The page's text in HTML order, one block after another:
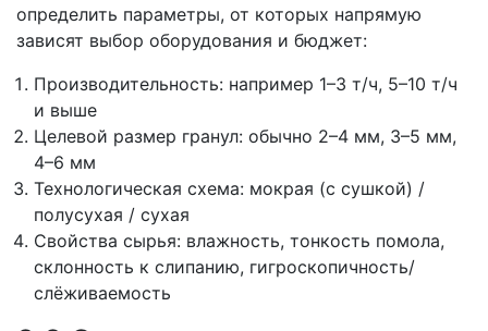
определить параметры, от которых напрямую
зависят выбор оборудования и бюджет:
Производительность: например 1–3 т/ч, 5–10 т/ч
и выше
Целевой размер гранул: обычно 2–4 мм, 3–5 мм,
4–6 мм
Технологическая схема: мокрая (с сушкой) /
полусухая / сухая
Свойства сырья: влажность, тонкость помола,
склонность к слипанию, гигроскопичность/
слёживаемость